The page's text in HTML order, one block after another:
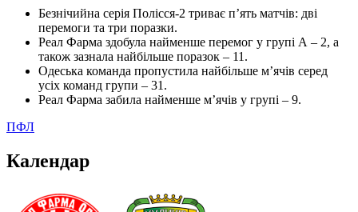
Безнічийна серія Полісся-2 триває п’ять матчів: дві
перемоги та три поразки.
Реал Фарма здобула найменше перемог у групі А – 2, а
також зазнала найбільше поразок – 11.
Одеська команда пропустила найбільше м’ячів серед
усіх команд групи – 31.
Реал Фарма забила найменше м’ячів у групі – 9.
ПФЛ
Календар